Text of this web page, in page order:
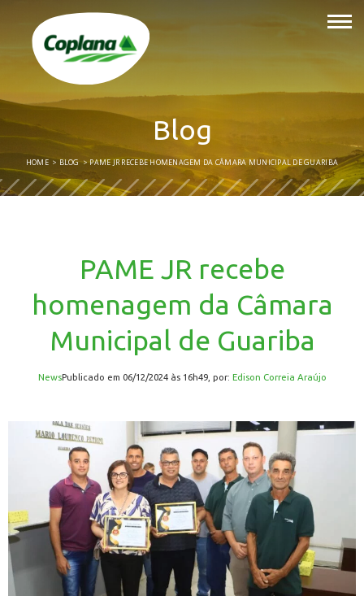
Blog
HOME BLOG PAME JR RECEBE HOMENAGEM DA CÂMARA MUNICIPAL DE GUARIBA
PAME JR recebe
homenagem da Câmara
Municipal de Guariba
News publicado em 06/12/2024 às 16h49, por: Edison Correia Araújo